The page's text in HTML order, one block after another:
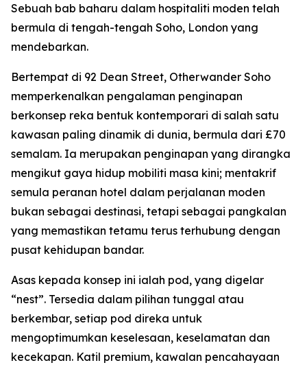
Sebuah bab baharu dalam hospitaliti moden telah
bermula di tengah-tengah Soho, London yang
mendebarkan.
Bertempat di 92 Dean Street, Otherwander Soho
memperkenalkan pengalaman penginapan
berkonsep reka bentuk kontemporari di salah satu
kawasan paling dinamik di dunia, bermula dari £70
semalam. Ia merupakan penginapan yang dirangka
mengikut gaya hidup mobiliti masa kini; mentakrif
semula peranan hotel dalam perjalanan moden
bukan sebagai destinasi, tetapi sebagai pangkalan
yang memastikan tetamu terus terhubung dengan
pusat kehidupan bandar.
Asas kepada konsep ini ialah pod, yang digelar
“nest”. Tersedia dalam pilihan tunggal atau
berkembar, setiap pod direka untuk
mengoptimumkan keselesaan, keselamatan dan
kecekapan. Katil premium, kawalan pencahayaan